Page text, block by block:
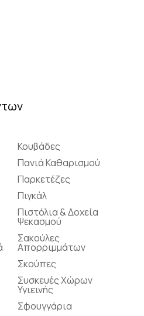
Κουβάδες
Πανιά Καθαρισμού
Παρκετέζες
Πιγκάλ
Πιστόλια & Δοχεία
Ψεκασμού
Σακούλες
Απορριμμάτων
Σκούπες
Συσκευές Χώρων
Υγιεινής
Σφουγγάρια